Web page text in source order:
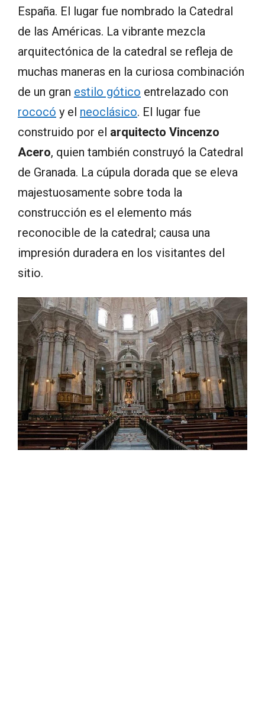
España. El lugar fue nombrado la Catedral
de las Américas. La vibrante mezcla
arquitectónica de la catedral se refleja de
muchas maneras en la curiosa combinación
de un gran estilo gótico entrelazado con
rococó y el neoclásico. El lugar fue
construido por el arquitecto Vincenzo
Acero, quien también construyó la Catedral
de Granada. La cúpula dorada que se eleva
majestuosamente sobre toda la
construcción es el elemento más
reconocible de la catedral; causa una
impresión duradera en los visitantes del
sitio.